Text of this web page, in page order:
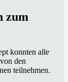
zum
konnten alle
den
teilnehmen.